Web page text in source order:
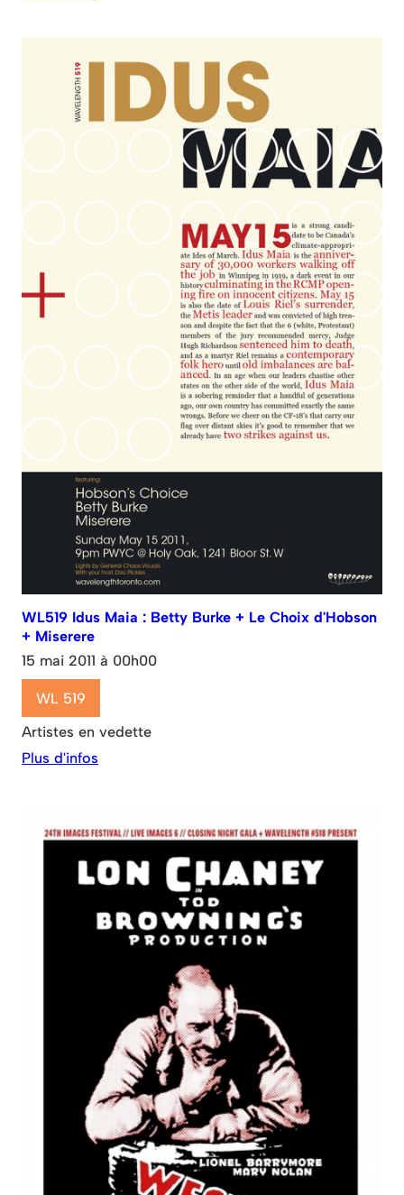
WL519 Idus Maia : Betty Burke + Le Choix d'Hobson
+ Miserere
15 mai 2011 à 00h00
WL 519
Artistes en vedette
Plus d'infos